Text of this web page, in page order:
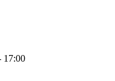
17:00